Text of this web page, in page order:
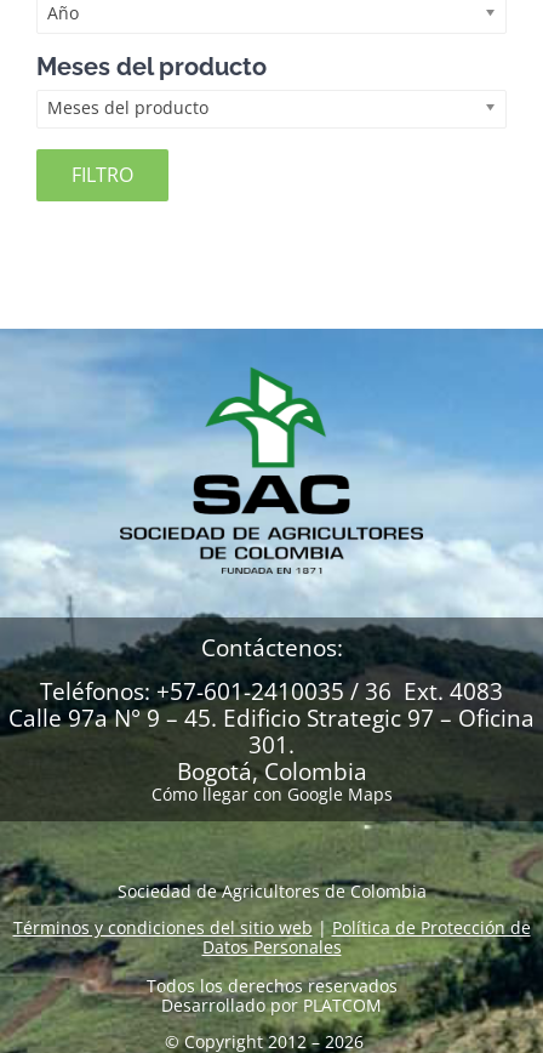
Año
Meses del producto
Meses del producto
FILTRO
Contáctenos:
Teléfonos: +57-601-2410035 / 36 Ext. 4083
Calle 97a N° 9 – 45. Edificio Strategic 97 – Oficina
301.
Bogotá, Colombia
Cómo llegar con Google Maps
Sociedad de Agricultores de Colombia
Términos y condiciones del sitio web|Política de Protección de
Datos Personales
Todos los derechos reservados
Desarrollado por PLATCOM
© Copyright 2012 – 2026